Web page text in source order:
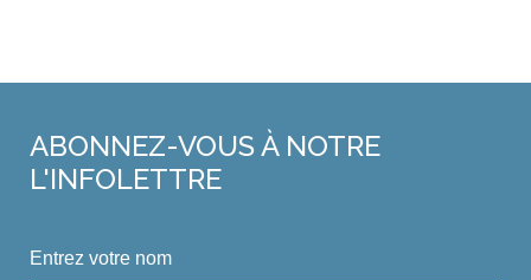
ABONNEZ-VOUS À NOTRE
L'INFOLETTRE